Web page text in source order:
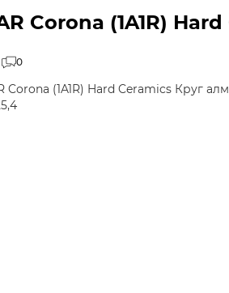
Corona (1A1R)
0